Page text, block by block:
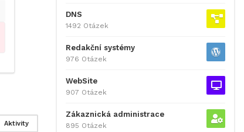
Aktivity
DNS
1492 Otázek
Redakční systémy
976 Otázek
WebSite
907 Otázek
Zákaznická administrace
895 Otázek